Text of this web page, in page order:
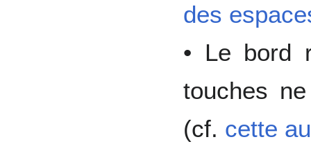
des
• Le bord
touches
(cf. cette